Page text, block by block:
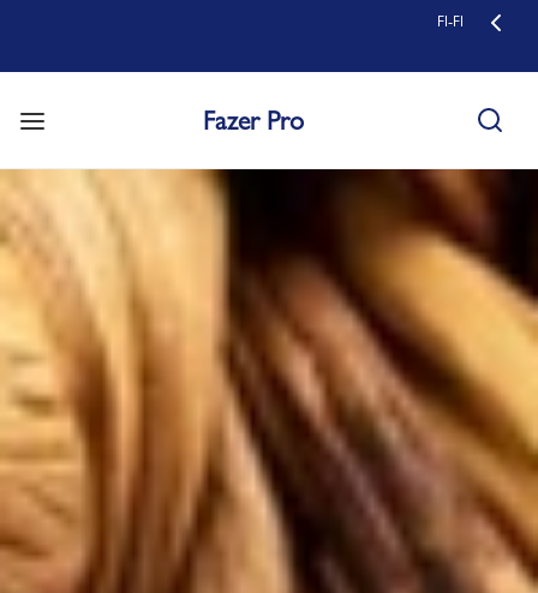
FI-FI
Fazer Pro